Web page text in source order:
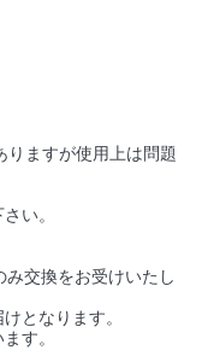
りますが使用上は問題
い。
み交換をお受けいたし
となります。
す。